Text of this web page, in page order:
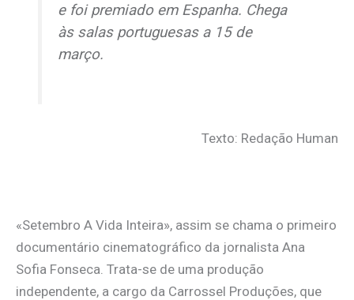
e foi premiado em Espanha. Chega
às salas portuguesas a 15 de
março.
Texto: Redação Human
«Setembro A Vida Inteira», assim se chama o primeiro
documentário cinematográfico da jornalista Ana
Sofia Fonseca. Trata-se de uma produção
independente, a cargo da Carrossel Produções, que